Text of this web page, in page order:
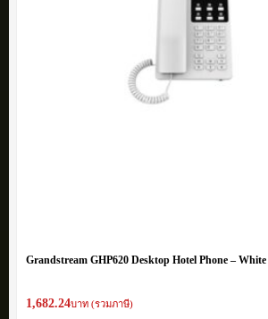
Grandstream GHP620 Desktop Hotel Phone – White
1,682.24บาท (รวมภาษี)